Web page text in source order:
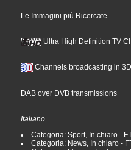
Le Immagini più Ricercate
Ultra High Definition TV
Channels broadcasting in 3D
DAB over DVB transmissions
Italiano
Categoria: Sport, In chiaro -
Categoria: News, In chiaro -